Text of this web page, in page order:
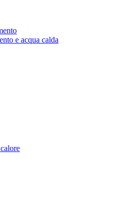
e acqua calda